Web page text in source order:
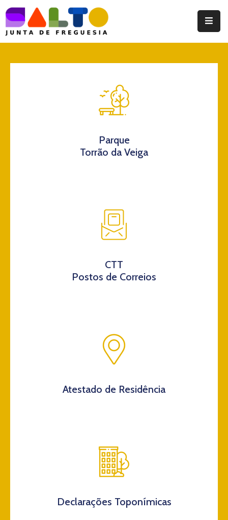
Instituição
Parque
Torrão da Veiga
CTT
Postos de Correios
Atestado de Residência
Declarações Toponímicas